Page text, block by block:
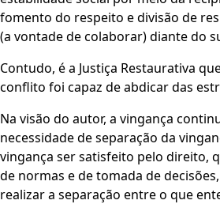
fomento do respeito e divisão de
(a vontade de colaborar) diante do
Contudo, é a Justiça Restaurativa
conflito foi capaz de abdicar das
Na visão do autor, a vingança
necessidade de separação da
vingança ser satisfeito pelo direito,
de normas e de tomada de
realizar a separação entre o que